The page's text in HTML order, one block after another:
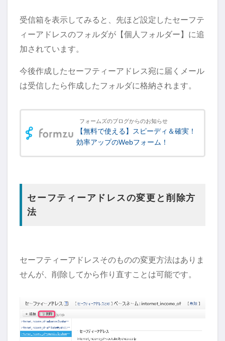
受信箱を表示してみると、先ほど設定したセーフテ
ィーアドレスのフォルダが【個人フォルダー】に追
加されています。
今後作成したセーフティーアドレス宛に届くメール
は受信したら作成したフォルダに格納されます。
フォームズのブログからのお知らせ
【無料で使える】スピーディ＆確実！
効率アップのWebフォーム！
セーフティーアドレスの変更と削除方
法
セーフティーアドレスそのものの変更方法はありま
せんが、削除してから作り直すことは可能です。